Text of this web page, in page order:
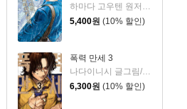
하마다 고우텐 원저/세시모 타케시 글그림
5,400원 (10% 할인)
폭력 만세 3
나다이니시 글그림/카와모토 호무라 원저
6,300원 (10% 할인)